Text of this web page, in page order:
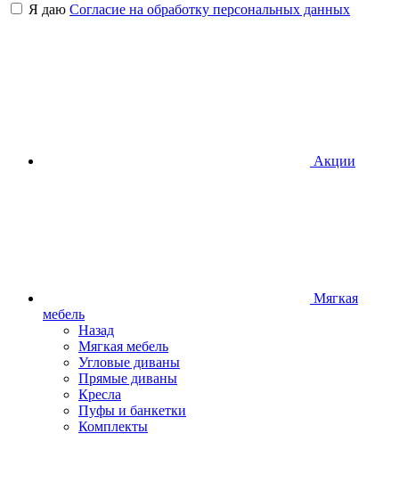
Я даю Согласие на обработку персональных данных
Акции
Мягкая
мебель
Назад
Мягкая мебель
Угловые диваны
Прямые диваны
Кресла
Пуфы и банкетки
Комплекты